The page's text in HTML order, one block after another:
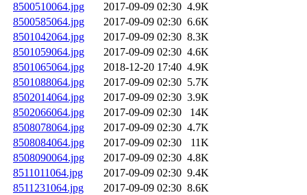
8500510064.jpg
2017-09-09 02:30 4.9K
8500585064.jpg
2017-09-09 02:30 6.6K
8501042064.jpg
2017-09-09 02:30 8.3K
8501059064.jpg
2017-09-09 02:30 4.6K
8501065064.jpg
2018-12-20 17:40 4.9K
8501088064.jpg
2017-09-09 02:30 5.7K
8502014064.jpg
2017-09-09 02:30 3.9K
8502066064.jpg
2017-09-09 02:30
14K
8508078064.jpg
2017-09-09 02:30 4.7K
8508084064.jpg
2017-09-09 02:30
11K
8508090064.jpg
2017-09-09 02:30 4.8K
8511011064.jpg
2017-09-09 02:30 9.4K
8511231064.jpg
2017-09-09 02:30 8.6K